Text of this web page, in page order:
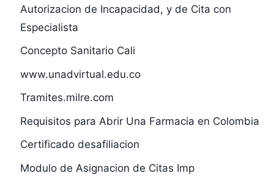
Autorizacion de Incapacidad, y de Cita con
Especialista
Concepto Sanitario Cali
www.unadvirtual.edu.co
Tramites.milre.com
Requisitos para Abrir Una Farmacia en Colombia
Certificado desafiliacion
Modulo de Asignacion de Citas Imp